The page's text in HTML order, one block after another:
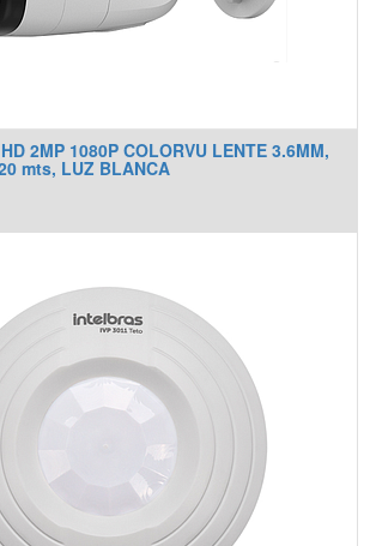
2MP 1080P COLORVU LENTE 3.6MM,
mts, LUZ BLANCA